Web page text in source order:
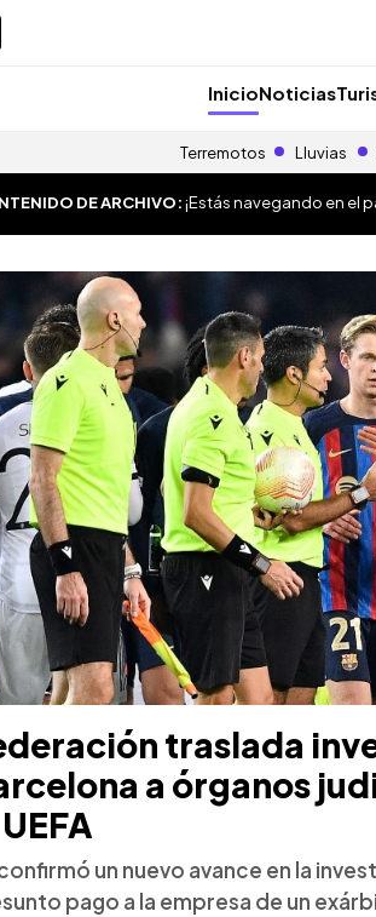
InicioNoticias
Terremotos Lluvias
DE ARCHIVO:¡Estás navegando en el
traslada
a órganos
un nuevo avance en la
pago a la empresa de un